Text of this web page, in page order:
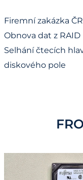
Firemní zakázka ČR
Obnova dat z RAID
Selhání čtecích
diskového pole